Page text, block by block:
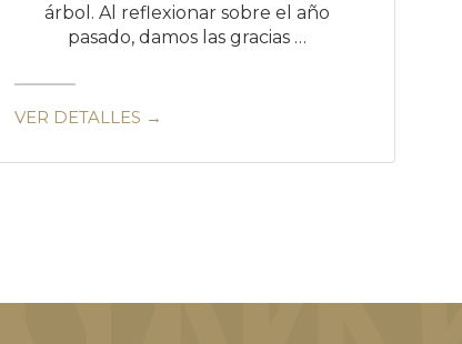
árbol. Al reflexionar sobre el año
pasado, damos las gracias …
VER DETALLES →